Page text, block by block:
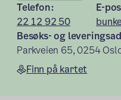
Telefon:
22 12 92 50
E-
Besøks- og
Parkveien 65, 0254
Finn på kartet